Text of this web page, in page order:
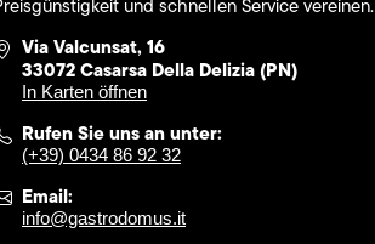
und schnellen Service vereinen.
Via Valcunsat, 16
33072 Casarsa Della Delizia (PN)
In Karten öffnen
Rufen Sie uns an unter:
(+39) 0434 86 92 32
Email:
info@gastrodomus.it